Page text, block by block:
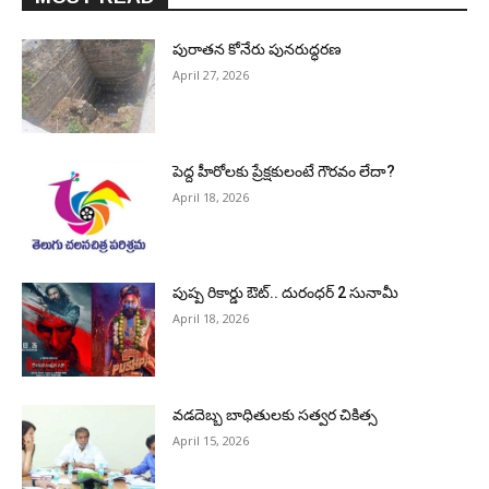
పురాత‌న కోనేరు పున‌రుద్ధ‌ర‌ణ
April 27, 2026
పెద్ద హీరోల‌కు ప్రేక్ష‌కులంటే గౌర‌వం లేదా?
April 18, 2026
పుష్ప రికార్డు ఔట్‌.. దురంధ‌ర్ 2 సునామీ
April 18, 2026
వడదెబ్బ బాధితులకు సత్వర చికిత్స
April 15, 2026